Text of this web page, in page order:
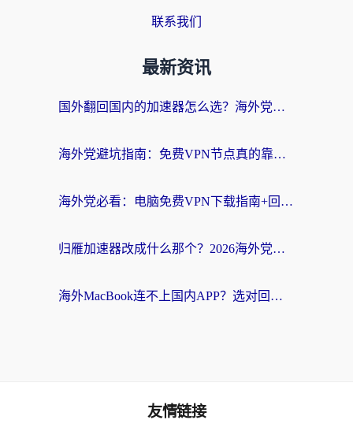
联系我们
最新资讯
国外翻回国内的加速器怎么选？海外党亲测实用指南，告别地域限制
海外党避坑指南：免费VPN节点真的靠谱吗？教你选对回国加速器无缝访问国内资源
海外党必看：电脑免费VPN下载指南+回国加速器选择全攻略，告别地区限制
归雁加速器改成什么那个？2026海外党回国加速全攻略：告别地区限制，轻松刷剧玩游戏
海外MacBook连不上国内APP？选对回国VPN，告别地区限制的烦恼
友情链接